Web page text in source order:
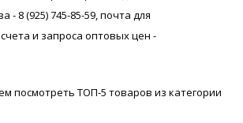
- 8 (925) 745-85-59, почта для
и запроса оптовых цен -
посмотреть ТОП-5 товаров из категории